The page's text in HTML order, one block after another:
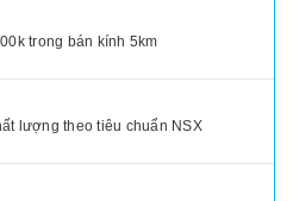
trong bán kính 5km
lượng theo tiêu chuẩn NSX